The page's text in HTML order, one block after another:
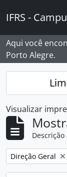
IFRS -
Aqui você
Porto Alegre.
Visualizar
Remover filtro:
Direção Geral